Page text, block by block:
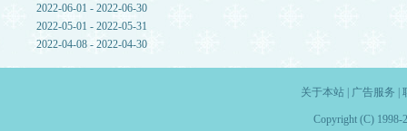
2022-06-01 - 2022-06-30
2022-05-01 - 2022-05-31
2022-04-08 - 2022-04-30
关于本站| 广告服务
Copyright (C) 1998-